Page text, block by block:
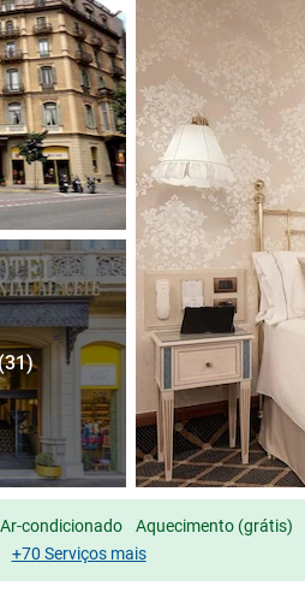
Ar-condicionado Aquecimento (grátis)
+70 Serviços mais